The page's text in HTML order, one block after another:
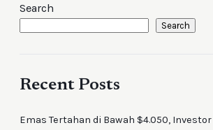
Search
Search
Recent Posts
Emas Tertahan di Bawah $4.050,